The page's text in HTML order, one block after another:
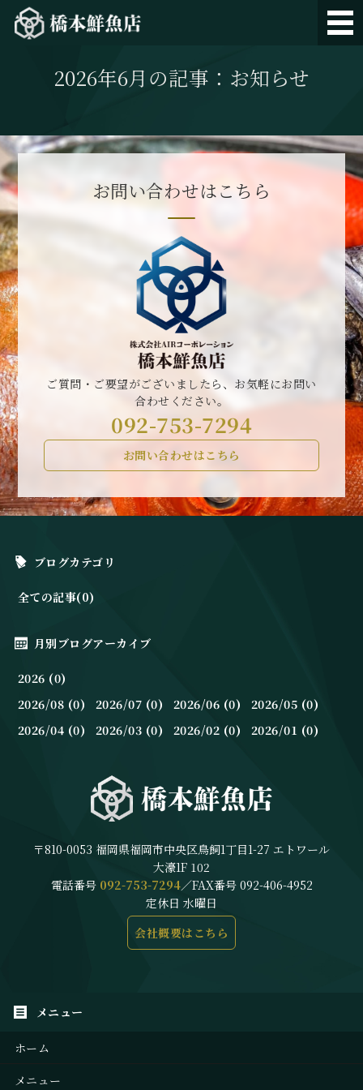
橋本鮮魚店｜長浜市場直
ご注文の流れ・FAQ
会社概要
お問い合わせ
2026年6月の記事：お知らせ
お問い合わせはこちら
ご質問・ご要望がございましたら、お気軽にお問い
合わせください。
092-753-7294
お問い合わせはこちら
ブログカテゴリ
全ての記事(0)
月別ブログアーカイブ
2026 (0)
2026/08 (0)
2026/07 (0) 2026/06 (0)
2026/05 (0)
2026/04 (0)
2026/03 (0) 2026/02 (0) 2026/01 (0)
〒810-0053 福岡県福岡市中央区鳥飼1丁目1-27 エトワール
大濠1F 102
電話番号 092-753-7294／FAX番号 092-406-4952
定休日 水曜日
会社概要はこちら
ホーム
メニュー